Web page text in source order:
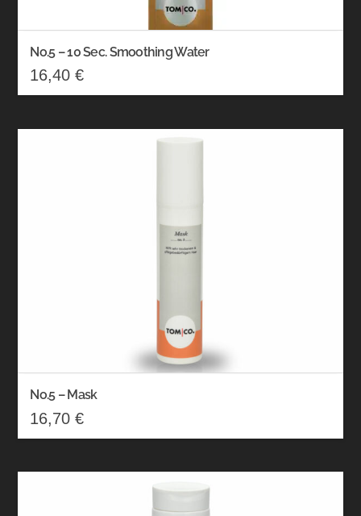
No.5 – 10 Sec. Smoothing Water
16,40€
No.5 – Mask
16,70€